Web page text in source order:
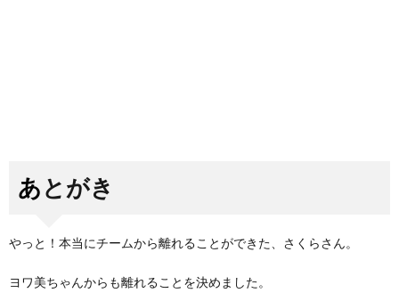
あとがき
やっと！本当にチームから離れることができた、さくらさん。
ヨワ美ちゃんからも離れることを決めました。